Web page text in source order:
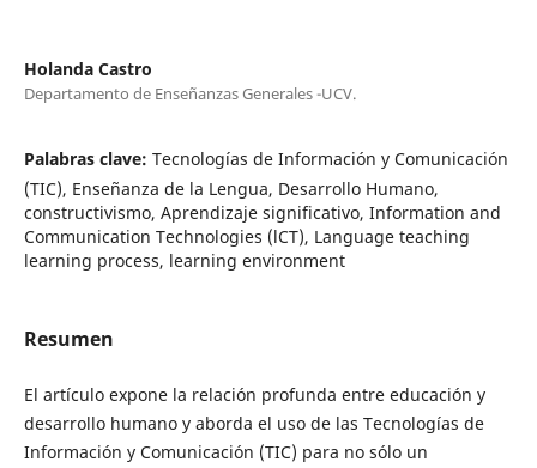
Holanda Castro
Departamento de Enseñanzas Generales -UCV.
Palabras clave: Tecnologías de Información y Comunicación
(TIC), Enseñanza de la Lengua, Desarrollo Humano,
constructivismo, Aprendizaje significativo, Information and
Communication Technologies (lCT), Language teaching
learning process, learning environment
Resumen
El artículo expone la relación profunda entre educación y
desarrollo humano y aborda el uso de las Tecnologías de
Información y Comunicación (TIC) para no sólo un